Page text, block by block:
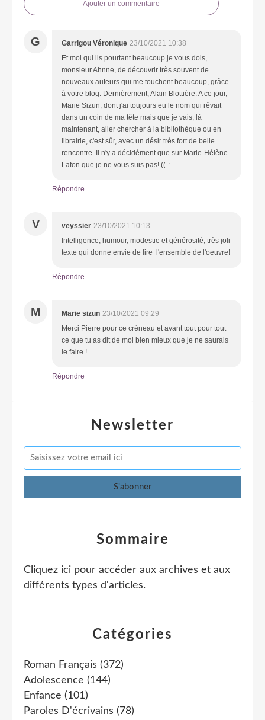
Ajouter un commentaire
G Garrigou Véronique 23/10/2021 10:38
Et moi qui lis pourtant beaucoup je vous dois,
monsieur Ahnne, de découvrir très souvent de
nouveaux auteurs qui me touchent beaucoup, grâce
à votre blog. Dernièrement, Alain Blottière. A ce jour,
Marie Sizun, dont j'ai toujours eu le nom qui rêvait
dans un coin de ma tête mais que je vais, là
maintenant, aller chercher à la bibliothèque ou en
librairie, c'est sûr, avec un désir très fort de belle
rencontre. Il n'y a décidément que sur Marie-Hélène
Lafon que je ne vous suis pas! ((-:
Répondre
V veyssier 23/10/2021 10:13
Intelligence, humour, modestie et générosité, très joli
texte qui donne envie de lire l'ensemble de l'oeuvre!
Répondre
M Marie sizun 23/10/2021 09:29
Merci Pierre pour ce créneau et avant tout pour tout
ce que tu as dit de moi bien mieux que je ne saurais
le faire !
Répondre
Newsletter
Catégories
Roman Français (372)
Adolescence (144)
Enfance (101)
Paroles D'écrivains (78)
Sommaire
Cliquez ici pour accéder aux archives et aux
différents types d'articles.